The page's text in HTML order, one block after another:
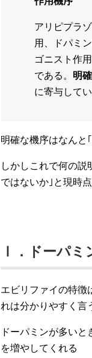
アリピプラ
用、ドパミ
ゴニスト作
である。 明
に寄与して
明確な機序はなんと
しかしこれで何の
ではないか｣と現時
Ⅰ．ドーパミ
エビリファイの特徴
れは分かりやすく言
ドーパミンが多い
を増やしてくれる